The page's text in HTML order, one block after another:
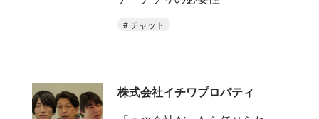
チャット
株式会社イチワプロパティ